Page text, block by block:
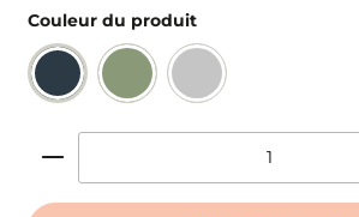
Couleur du produit